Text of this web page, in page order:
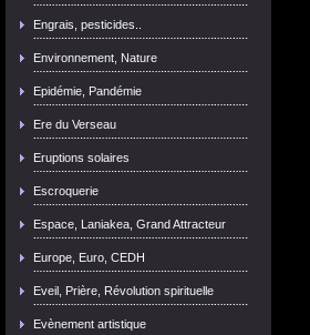
Engrais, pesticides..
Environnement, Nature
Epidémie, Pandémie
Ere du Verseau
Eruptions solaires
Escroquerie
Espace, Laniakea, Grand Attracteur
Europe, Euro, CEDH
Eveil, Prière, Révolution spirituelle
Evènement artistique